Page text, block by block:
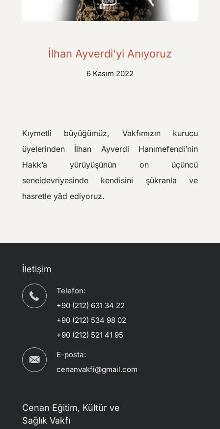
İlhan Ayverdi’yi Anıyoruz
6 Kasım 2022
Kıymetli büyüğümüz, Vakfımızın kurucu
üyelerinden İlhan Ayverdi Hanımefendi’nin
Hakk’a yürüyüşünün on üçüncü
seneidevriyesinde kendisini şükranla ve
hasretle yâd ediyoruz.
İletişim
Telefon:
+90 (212) 631 34 22
+90 (212) 534 98 02
+90 (212) 521 41 95
E-posta:
cenanvakfi@gmail.com
Cenan Eğitim, Kültür ve
Sağlık Vakfı